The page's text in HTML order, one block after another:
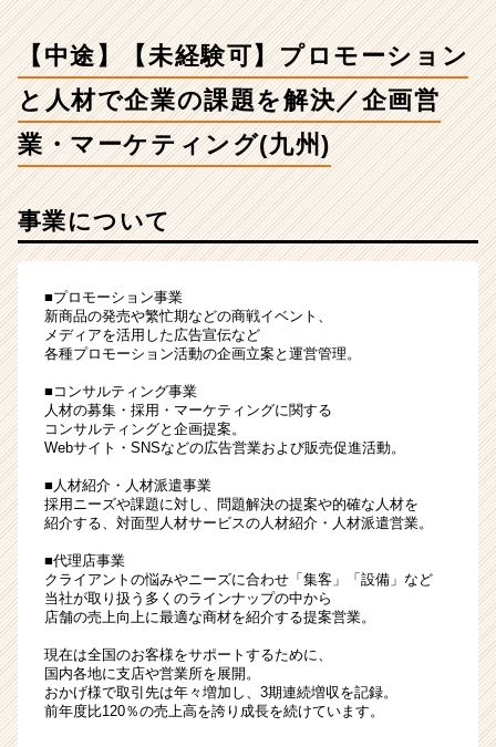
材
で
企
の
解
／
企
画
営
業・
マ
ー
ケ
テ
ィ
ン
(九
州)
|
ン
チ
ャ
【中途】【未経験可】プロモーション
と人材で企業の課題を解決／企画営
業・マーケティング(九州)
事業について
■プロモーション事業
新商品の発売や繁忙期などの商戦イベント、
メディアを活用した広告宣伝など
各種プロモーション活動の企画立案と運営管理。
■コンサルティング事業
人材の募集・採用・マーケティングに関する
コンサルティングと企画提案。
Webサイト・SNSなどの広告営業および販売促進活動。
■人材紹介・人材派遣事業
採用ニーズや課題に対し、問題解決の提案や的確な人材を
紹介する、対面型人材サービスの人材紹介・人材派遣営業。
■代理店事業
クライアントの悩みやニーズに合わせ「集客」「設備」など
当社が取り扱う多くのラインナップの中から
店舗の売上向上に最適な商材を紹介する提案営業。
現在は全国のお客様をサポートするために、
国内各地に支店や営業所を展開。
おかげ様で取引先は年々増加し、3期連続増収を記録。
前年度比120％の売上高を誇り成長を続けています。